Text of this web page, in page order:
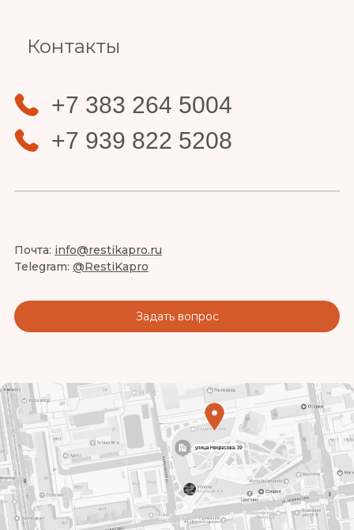
Контакты
+7 383 264 5004
+7 939 822 5208
Почта: info@restikapro.ru
Telegram: @RestiKapro
Задать вопрос